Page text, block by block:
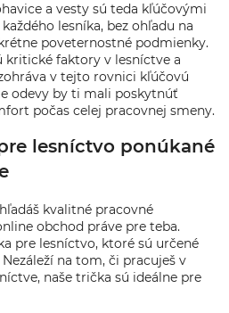
a vesty sú teda kľúčovými
lesníka, bez ohľadu na
poveternostné podmienky.
kritické faktory v lesníctve a
v tejto rovnici kľúčovú
odevy by ti mali poskytnúť
počas celej pracovnej smeny.
lesníctvo ponúkané
kvalitné pracovné
obchod práve pre teba.
pre lesníctvo, ktoré sú určené
na tom, či pracuješ v
naše trička sú ideálne pre